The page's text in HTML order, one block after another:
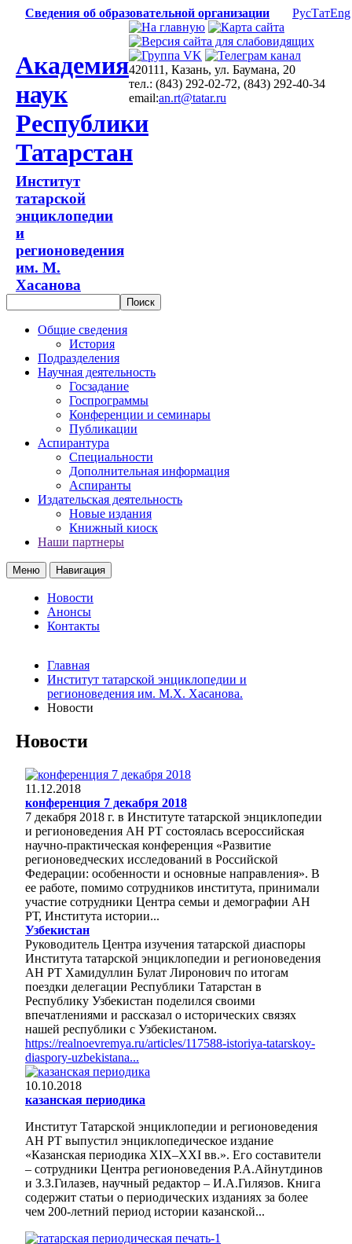
Сведения об образовательной организации РусТатEng
Академия
наук
Республики
Татарстан
Институт
татарской
энциклопедии
и
регионоведения
им. М.
Хасанова
420111, Казань, ул. Баумана, 20
тел.: (843) 292-02-72, (843) 292-40-34
email:an.rt@tatar.ru
Общие сведения
История
Подразделения
Научная деятельность
Госзадание
Госпрограммы
Конференции и семинары
Публикации
Аспирантура
Специальности
Дополнительная информация
Аспиранты
Издательская деятельность
Новые издания
Книжный киоск
Наши партнеры
Меню Навигация
Новости
Анонсы
Контакты
Главная
Институт татарской энциклопедии и
регионоведения им. М.Х. Хасанова.
Новости
Новости
11.12.2018
конференция 7 декабря 2018
7 декабря 2018 г. в Институте татарской энциклопедии
и регионоведения АН РТ состоялась всероссийская
научно-практическая конференция «Развитие
регионоведческих исследований в Российской
Федерации: особенности и основные направления». В
ее работе, помимо сотрудников института, принимали
участие сотрудники Центра семьи и демографии АН
РТ, Института истории...
Узбекистан
Руководитель Центра изучения татарской диаспоры
Института татарской энциклопедии и регионоведения
АН РТ Хамидуллин Булат Лиронович по итогам
поездки делегации Республики Татарстан в
Республику Узбекистан поделился своими
впечатлениями и рассказал о исторических связях
нашей республики с Узбекистаном.
https://realnoevremya.ru/articles/117588-istoriya-tatarskoy-
diaspory-uzbekistana...
10.10.2018
казанская периодика
Институт Татарской энциклопедии и регионоведения
АН РТ выпустил энциклопедическое издание
«Казанская периодика ХIХ–ХХI вв.». Его составители
– сотрудники Центра регионоведения Р.А.Айнутдинов
и З.З.Гилазев, научный редактор – И.А.Гилязов. Книга
содержит статьи о периодических изданиях за более
чем 200-летний период истории казанской...